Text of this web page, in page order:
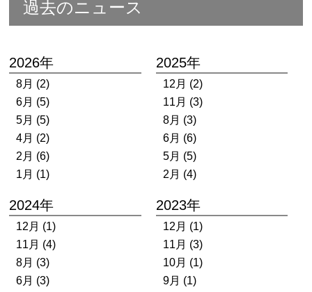
過去のニュース
2026年
8月 (2)
6月 (5)
5月 (5)
4月 (2)
2月 (6)
1月 (1)
2025年
12月 (2)
11月 (3)
8月 (3)
6月 (6)
5月 (5)
2月 (4)
2024年
12月 (1)
11月 (4)
8月 (3)
6月 (3)
2023年
12月 (1)
11月 (3)
10月 (1)
9月 (1)